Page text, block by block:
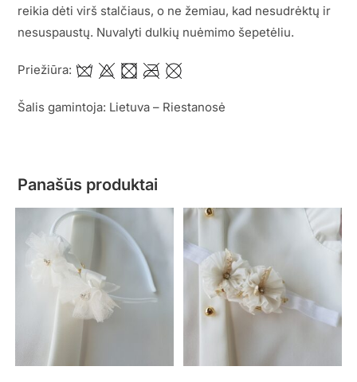
reikia dėti virš stalčiaus, o ne žemiau, kad nesudrėktų ir
nesuspaustų. Nuvalyti dulkių nuėmimo šepetėliu.
Priežiūra:
Šalis gamintoja: Lietuva – Riestanosė
Panašūs produktai